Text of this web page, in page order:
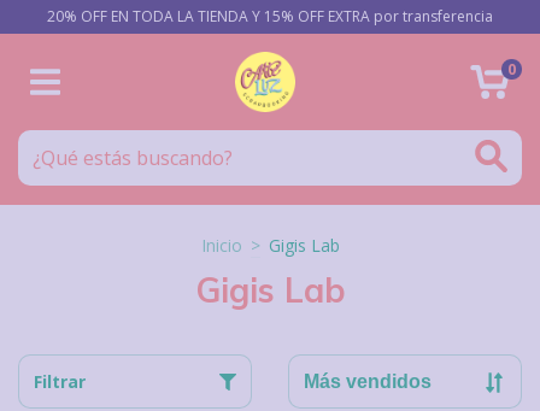
20% OFF EN TODA LA TIENDA Y 15% OFF EXTRA por transferencia
0
Inicio > Gigis Lab
Gigis Lab
Filtrar